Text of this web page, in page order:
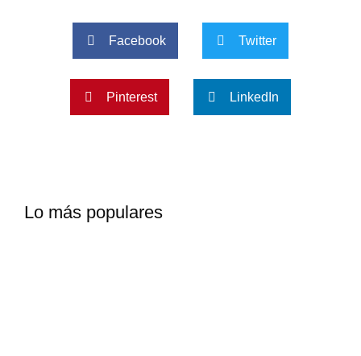
Facebook Twitter
Pinterest LinkedIn
Lo más populares